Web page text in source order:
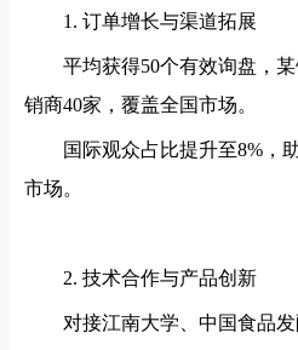
1. 订单增长与渠道拓展
平均获得50个有效询盘，
销商40家，覆盖全国市场。
国际观众占比提升至8%，
市场。
2. 技术合作与产品创新
对接江南大学、中国食品